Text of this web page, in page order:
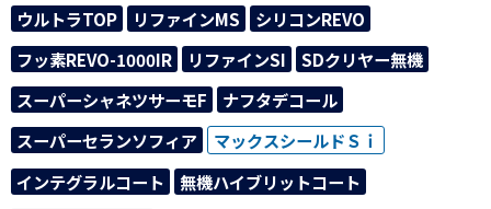
ウルトラTOP
リファインMS
シリコンREVO
フッ素REVO-1000IR
リファインSI
SDクリヤー無機
スーパーシャネツサーモF
ナフタデコール
スーパーセランソフィア
マックスシールドＳｉ
インテグラルコート
無機ハイブリットコート